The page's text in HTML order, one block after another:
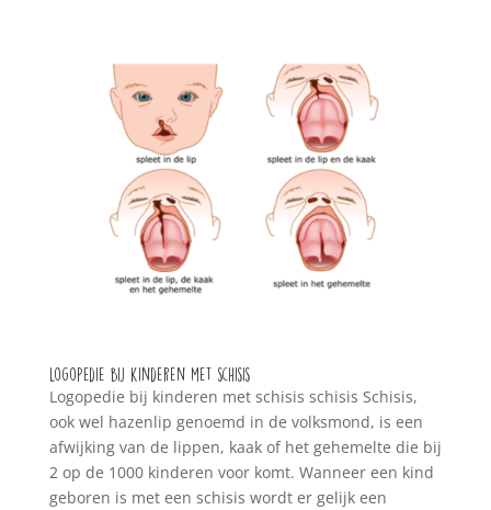
Logopedie bij kinderen met schisis
Logopedie bij kinderen met schisis schisis Schisis,
ook wel hazenlip genoemd in de volksmond, is een
afwijking van de lippen, kaak of het gehemelte die bij
2 op de 1000 kinderen voor komt. Wanneer een kind
geboren is met een schisis wordt er gelijk een